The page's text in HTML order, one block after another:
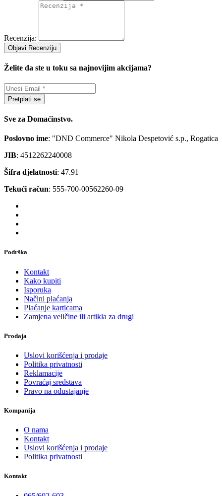
Recenzija:
Objavi Recenziju
Želite da ste u toku sa najnovijim akcijama?
Pretplati se
Sve za Domaćinstvo.
Poslovno ime: "DND Commerce" Nikola Despetović s.p., Rogatica
JIB: 4512262240008
Šifra djelatnosti: 47.91
Tekući račun: 555-700-00562260-09
Podrška
Kontakt
Kako kupiti
Isporuka
Načini plaćanja
Plaćanje karticama
Zamjena veličine ili artikla za drugi
Prodaja
Uslovi korišćenja i prodaje
Politika privatnosti
Reklamacije
Povraćaj sredstava
Pravo na odustajanje
Kompanija
O nama
Kontakt
Uslovi korišćenja i prodaje
Politika privatnosti
Kontakt